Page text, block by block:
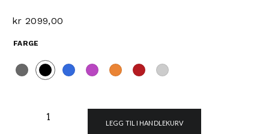
kr 2099,00
FARGE
LEGG TIL I HANDLEKURV